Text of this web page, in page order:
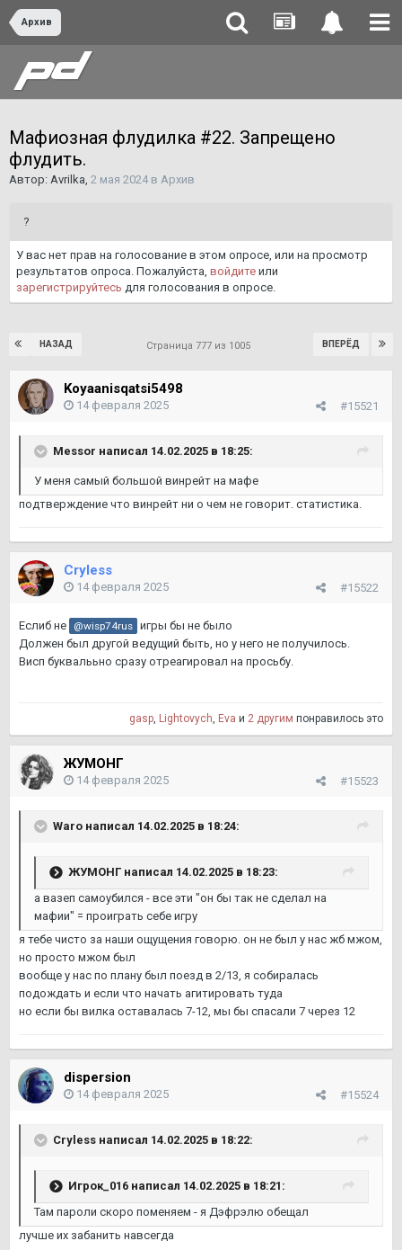
Архив
Мафиозная флудилка #22. Запрещено
флудить.
Автор: Avrilka, 2 мая 2024в Архив
?
У вас нет прав на голосование в этом опросе, или на просмотр
результатов опроса. Пожалуйста, войдите или
зарегистрируйтесь для голосования в опросе.
НАЗАД ВПЕРЁД
Страница 777 из 1005
Koyaanisqatsi5498
#15521
14 февраля 2025
Messor написал 14.02.2025 в 18:25:
У меня самый большой винрейт на мафе
подтверждение что винрейт ни о чем не говорит. статистика.
Cryless
#15522
14 февраля 2025
Еслиб не @wisp74rus игры бы не было
Должен был другой ведущий быть, но у него не получилось.
Висп буквалььно сразу отреагировал на просьбу.
gasp, Lightovych, Eva и 2 другим понравилось это
ЖУМОНГ
#15523
14 февраля 2025
Waro написал 14.02.2025 в 18:24:
ЖУМОНГ написал 14.02.2025 в 18:23:
а вазеп самоубился - все эти "он бы так не сделал на
мафии" = проиграть себе игру
я тебе чисто за наши ощущения говорю. он не был у нас жб мжом,
но просто мжом был
вообще у нас по плану был поезд в 2/13, я собиралась
подождать и если что начать агитировать туда
но если бы вилка оставалась 7-12, мы бы спасали 7 через 12
dispersion
#15524
14 февраля 2025
Cryless написал 14.02.2025 в 18:22:
Игрок_016 написал 14.02.2025 в 18:21:
Там пароли скоро поменяем - я Дэфрэлю обещал
лучше их забанить навсегда